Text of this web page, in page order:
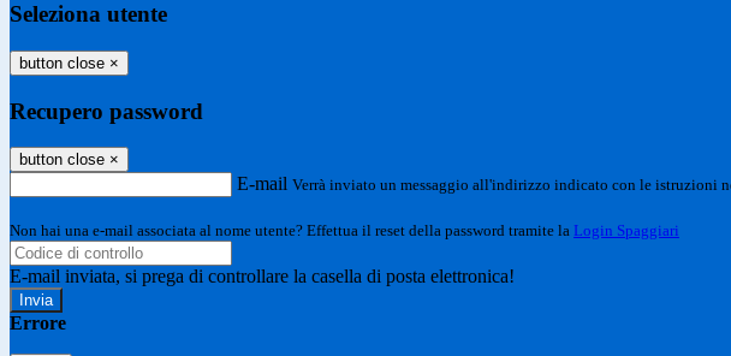
Seleziona utente
button close ×
Recupero password
button close ×
E-mail Verrà inviato un messaggio all'indirizzo indicato con le istruzioni
Non hai una e-mail associata al nome utente? Effettua il reset della password tramite la Login Spaggiari
E-mail inviata, si prega di controllare la casella di posta elettronica!
Errore